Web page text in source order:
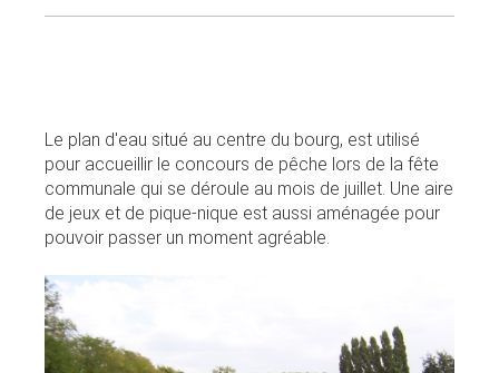
Le plan d'eau situé au centre du bourg, est utilisé
pour accueillir le concours de pêche lors de la fête
communale qui se déroule au mois de juillet. Une aire
de jeux et de pique-nique est aussi aménagée pour
pouvoir passer un moment agréable.